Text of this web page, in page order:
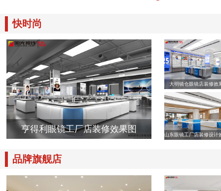
快时尚
亨得利眼镜工厂店装修效果图
大明镜仓眼镜店装修效
山东眼镜工厂店装修设计
品牌旗舰店